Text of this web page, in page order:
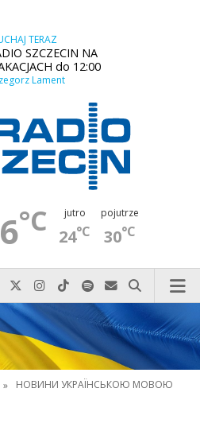
TERAZ
SZCZECIN NA
do 12:00
Lament
°C jutro
24°C
pojutrze
30°C
po prostu do nas zadzwoń
Odwiedź nas na Facebook-u
Odwiedź nas na X
Odwiedź nas na Instagram-ie
Odwiedź nas na TikTok-u
Szukaj nas na Spotify
Wyślij do nas
Szukaj
» НОВИНИ УКРАЇНСЬКОЮ МОВОЮ